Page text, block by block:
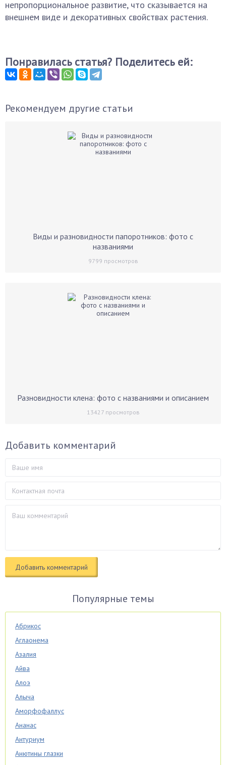
непропорциональное развитие, что сказывается на
внешнем виде и декоративных свойствах растения.
Понравилась статья? Поделитесь ей:
Рекомендуем другие статьи
Виды и разновидности папоротников: фото с
названиями
9799 просмотров
Разновидности клена: фото с названиями и описанием
13427просмотров
Добавить комментарий
Популярные темы
Абрикос
Аглаонема
Азалия
Айва
Алоэ
Алыча
Аморфофаллус
Ананас
Антуриум
Анютины глазки